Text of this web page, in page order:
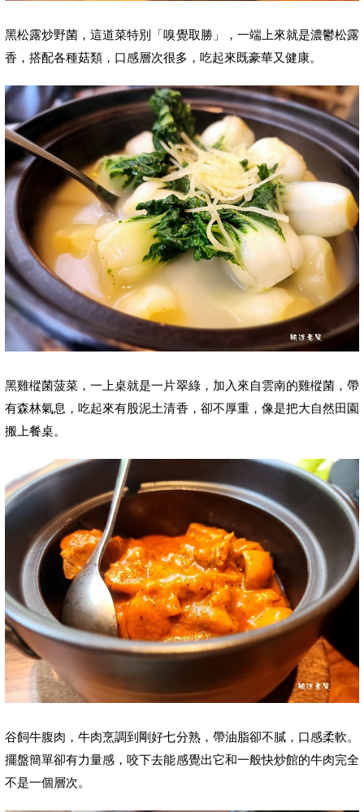
黑松露炒野菌，這道菜特別「嗅覺取勝」，一端上來就是濃鬱松露
香，搭配各種菇類，口感層次很多，吃起來既豪華又健康。
黑雞樅菌菠菜 ，一上桌就是一片翠綠，加入來自雲南的雞樅菌，帶
有森林氣息，吃起來有股泥土清香，卻不厚重，像是把大自然田園
搬上餐桌。
谷飼牛腹肉，牛肉烹調到剛好七分熟，帶油脂卻不膩，口感柔軟。
擺盤簡單卻有力量感，咬下去能感覺出它和一般快炒館的牛肉完全
不是一個層次。